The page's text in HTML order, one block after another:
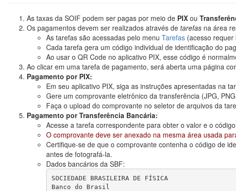
As taxas da SOIF podem ser pagas por meio de PIX ou
Os pagamentos devem ser realizados através de tarefas na área
As tarefas são acessadas pelo menu Tarefas (acesso
Cada tarefa gera um código individual de identificação do
Ao usar o QR Code no aplicativo PIX, esse código é
Ao clicar em uma tarefa de pagamento, será aberta uma página
Pagamento por PIX:
Em seu aplicativo PIX, siga as instruções apresentadas na
Gere um comprovante eletrônico da transferência (JPG,
Faça o upload do comprovante no seletor de arquivos da
Pagamento por Transferência Bancária:
Acesse a tarefa correspondente para obter o valor e o
O comprovante deve ser anexado na mesma área usada
Certifique-se de que o comprovante contenha o código de
antes de fotografá-la.
Dados bancários da SBF:
SOCIEDADE BRASILEIRA DE FÍSICA
Banco do Brasil